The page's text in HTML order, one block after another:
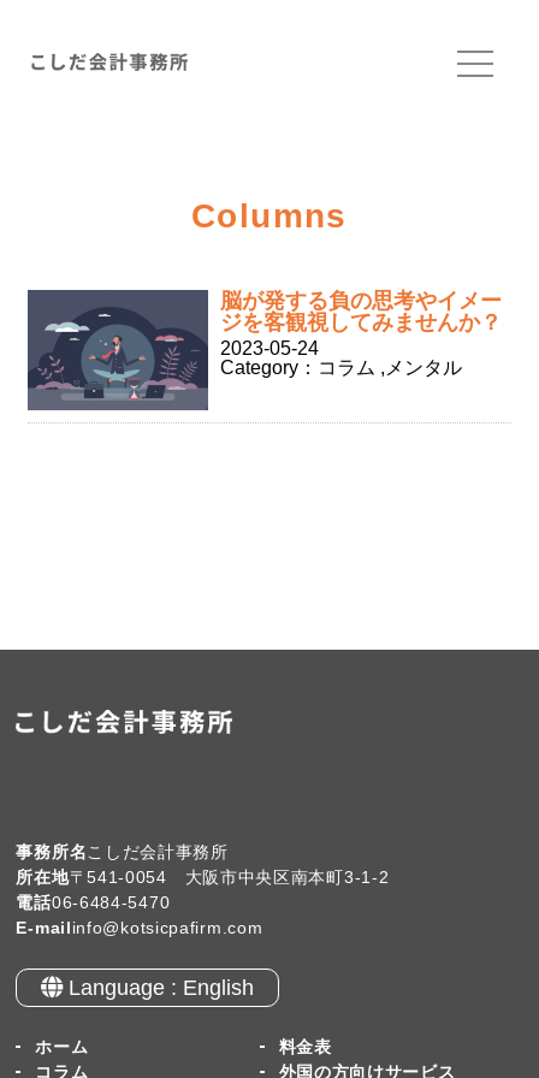
Columns
脳が発する負の思考やイメー
ジを客観視してみませんか？
2023-05-24
Category： コラム , メンタル
事務所名こしだ会計事務所
所在地〒541-0054 大阪市中央区南本町3-1-2
電話06-6484-5470
E-mailinfo@kotsicpafirm.com
Language : English
ホーム
料金表
コラム
外国の方向けサービス